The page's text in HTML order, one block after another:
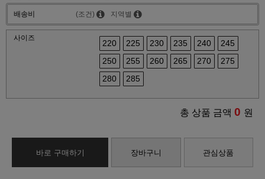
배송비 (조건) 지역별
사이즈
220 225 230 235 240
245
250
255 260 265 270
275
280
285
총 상품 금액 0 원
바로 구매하기 장바구니 관심상품